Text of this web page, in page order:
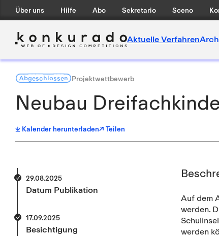
Über uns Hilfe Abo Sekretario Sceno
Aktuelle Verfahren
AbgeschlossenProjektwettbewerb
Neubau
Kalender herunterladen↗ Teilen
29.08.2025
Datum Publikation
17.09.2025
Besichtigung
Auf dem
werden.
werden